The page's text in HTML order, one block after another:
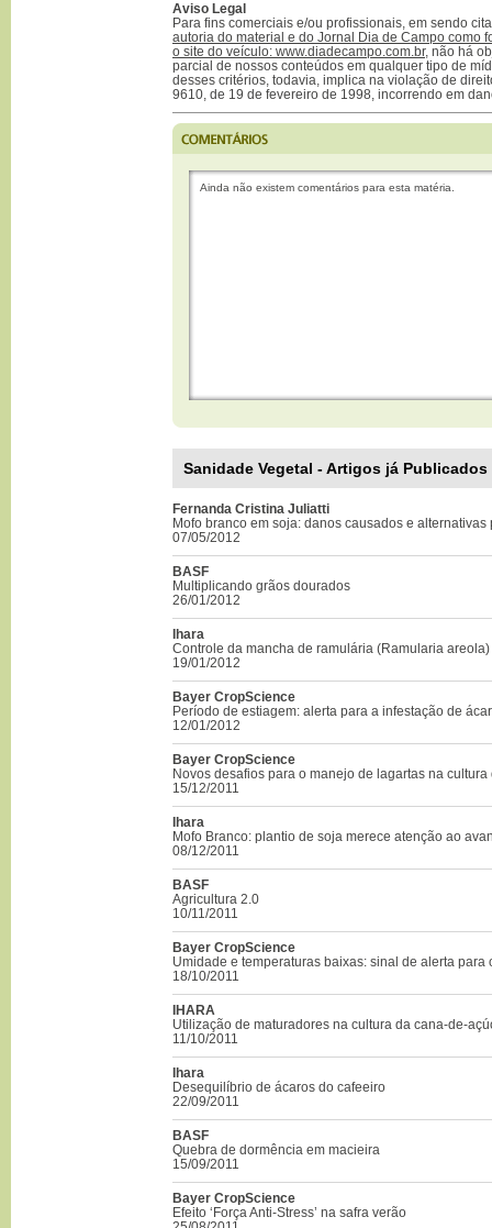
Aviso Legal
Para fins comerciais e/ou profissionais, em sendo
autoria do material e do Jornal Dia de Campo como
o site do veículo: www.diadecampo.com.br, não há
parcial de nossos conteúdos em qualquer tipo de
desses critérios, todavia, implica na violação de
9610, de 19 de fevereiro de 1998, incorrendo em
Ainda não existem comentários para esta matéria.
Sanidade Vegetal - Artigos já Publicados
Fernanda Cristina Juliatti
Mofo branco em soja: danos causados e
07/05/2012
BASF
Multiplicando grãos dourados
26/01/2012
Ihara
Controle da mancha de ramulária (Ramularia
19/01/2012
Bayer CropScience
Período de estiagem: alerta para a infestação de
12/01/2012
Bayer CropScience
Novos desafios para o manejo de lagartas na cultura
15/12/2011
Ihara
Mofo Branco: plantio de soja merece atenção ao
08/12/2011
BASF
Agricultura 2.0
10/11/2011
Bayer CropScience
Umidade e temperaturas baixas: sinal de alerta para
18/10/2011
IHARA
Utilização de maturadores na cultura da cana-de-
11/10/2011
Ihara
Desequilíbrio de ácaros do cafeeiro
22/09/2011
BASF
Quebra de dormência em macieira
15/09/2011
Bayer CropScience
Efeito ‘Força Anti-Stress’ na safra verão